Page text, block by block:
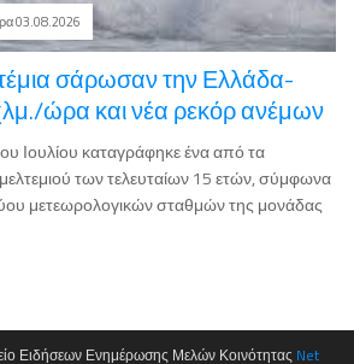
03.08.2026
σάρωσαν την Ελλάδα-
ώρα και νέα ρεκόρ ανέμων
Ιουλίου καταγράφηκε ένα από τα
των τελευταίων 15 ετών, σύμφωνα
μετεωρολογικών σταθμών της μονάδας
Ειδήσεων Ενημέρωσης Μελών Κοινότητας Net